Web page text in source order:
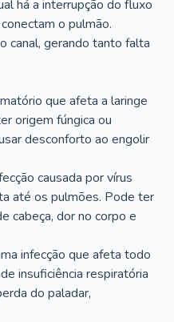
há a interrupção do fluxo
o pulmão.
canal, gerando tanto falta
que afeta a laringe
origem fúngica ou
desconforto ao engolir
causada por vírus
até os pulmões. Pode ter
cabeça, dor no corpo e
infecção que afeta todo
insuficiência respiratória
do paladar,